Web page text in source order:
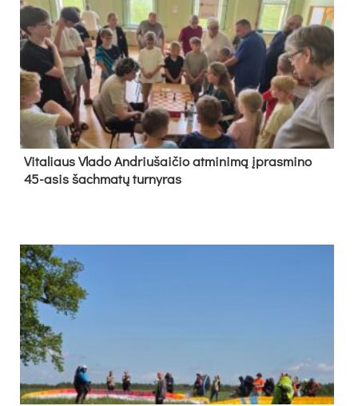
Vi­ta­liaus Vla­do And­riu­šai­čio at­mi­ni­mą įpras­mi­no
45-asis šach­ma­tų tur­ny­ras